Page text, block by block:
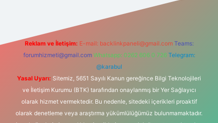
Reklam ve İletişim: E-mail: backlinkpaneli@gmail.com Teams:
forumhizmeti@gmail.com Whatsapp: 0262 606 0 726 Telegram:
@karabul
Yasal Uyarı: Sitemiz, 5651 Sayılı Kanun gereğince Bilgi Teknolojileri
ve İletişim Kurumu (BTK) tarafından onaylanmış bir Yer Sağlayıcı
olarak hizmet vermektedir. Bu nedenle, sitedeki içerikleri proaktif
olarak denetleme veya araştırma yükümlülüğümüz bulunmamaktadır.